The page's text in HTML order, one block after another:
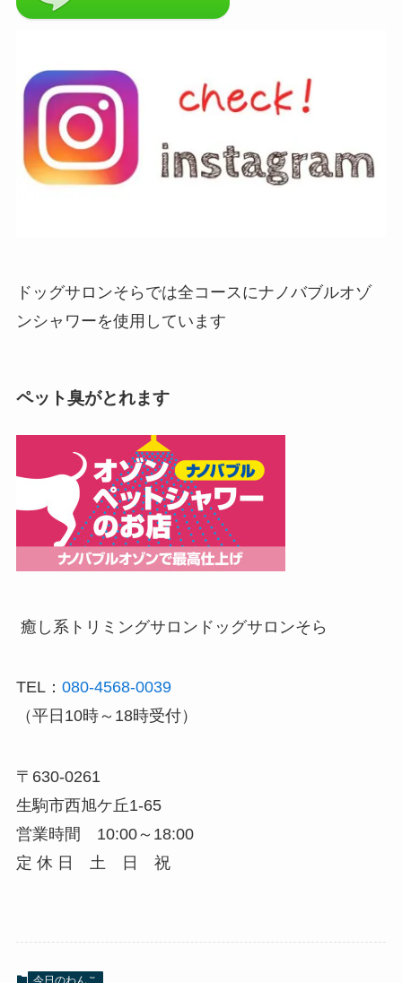
ドッグサロンそらでは全コースにナノバブルオゾ
ンシャワーを使用しています
ペット臭がとれます
癒し系トリミングサロン ドッグサロンそら
TEL： 080-4568-0039
（平日10時～18時受付）
〒630-0261
生駒市西旭ケ丘1-65
営業時間 10:00～18:00
定 休 日 土 日 祝